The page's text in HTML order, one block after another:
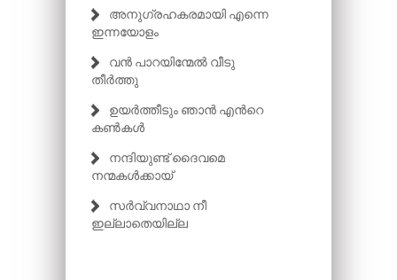
അനുഗ്രഹകരമായി എന്നെ
ഇന്നയോളം
വൻ പാറയിന്മേൽ വീടു
തീർത്തു
ഉയർത്തീടും ഞാൻ എന്‍റെ
കൺകൾ
നന്ദിയുണ്ട്‌ ദൈവമെ
നന്മകള്‍ക്കായ്‌
സർവ്വനാഥാ നീ
ഇല്ലാതെയില്ല